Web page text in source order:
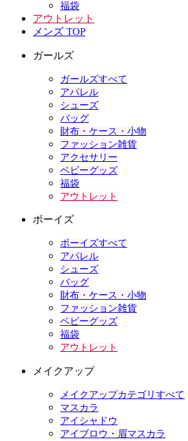
福袋
アウトレット
メンズ TOP
ガールズ
ガールズすべて
アパレル
シューズ
バッグ
財布・ケース・小物
ファッション雑貨
アクセサリー
ベビーグッズ
福袋
アウトレット
ボーイズ
ボーイズすべて
アパレル
シューズ
バッグ
財布・ケース・小物
ファッション雑貨
ベビーグッズ
福袋
アウトレット
メイクアップ
メイクアップカテゴリすべて
マスカラ
アイシャドウ
アイブロウ・眉マスカラ